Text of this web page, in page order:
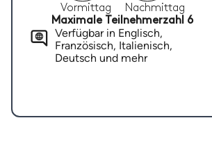
Vormittag
Nachmittag
Maximale Teilnehmerzahl 6
Verfügbar in Englisch,
Französisch, Italienisch,
Deutsch und mehr